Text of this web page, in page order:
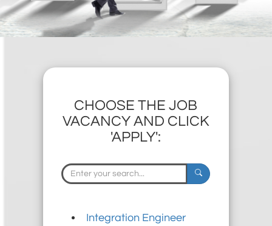
CHOOSE THE JOB
VACANCY AND CLICK
'APPLY':
Integration Engineer